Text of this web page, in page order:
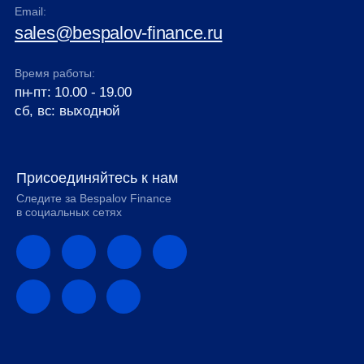
Следите за Bespalov Finance
в социальных сетях
Email:
sales@bespalov-finance.ru
пн-пт: 10.00 - 19.00
сб, вс: выходной
Время работы:
Присоединяйтесь к нам